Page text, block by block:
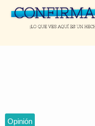
Opinión